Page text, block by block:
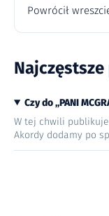
Powrócił
Czy do „PANI
W tej chwili
Akordy dodamy po